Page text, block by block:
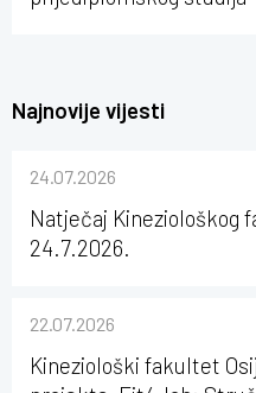
Najnovije vijesti
24.07.2026
Natječaj Kineziološkog
24.7.2026.
22.07.2026
Kineziološki fakultet